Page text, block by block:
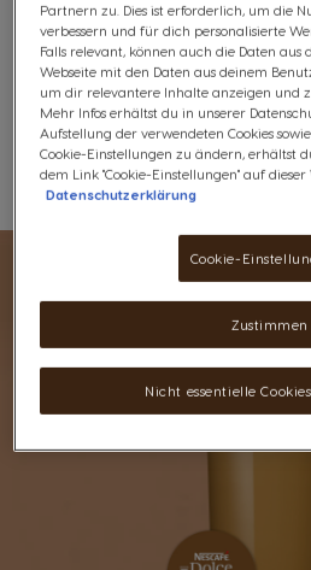
Rabatt wird im Warenkorb
Kostenloser
Partnern zu. Dies ist erforderlich, um die
verbessern und für dich personalisierte
Falls relevant, können auch die Daten
Webseite mit den Daten aus deinem
um dir relevantere Inhalte anzeigen und
Mehr Infos erhältst du in unserer
Aufstellung der verwendeten Cookies
Cookie-Einstellungen zu ändern, erhältst
dem Link "Cookie-Einstellungen" auf dieser
Datenschutzerklärung
Cookie-
Nicht essentielle
Zustimmen